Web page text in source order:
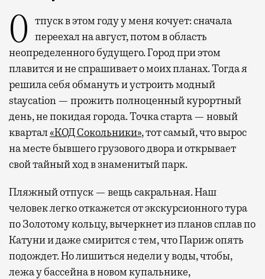
Отпуск в этом году у меня кочует: сначала переехал на август, потом в область
неопределенного будущего. Город при этом
плавится и не спрашивает о моих планах. Тогда я
решила себя обмануть и устроить модный
staycation — прожить полноценный курортный
день, не покидая города. Точка старта — новый
квартал«КОД Сокольники», тот самый, что вырос
на месте бывшего грузового двора и открывает
свой тайный ход в знаменитый парк.
Пляжный отпуск — вещь сакральная. Наш
человек легко откажется от экскурсионного тура
по Золотому кольцу, вычеркнет из планов сплав по
Катуни и даже смирится с тем, что Париж опять
подождет. Но лишиться недели у воды, чтобы,
лежа у бассейна в новом купальнике,